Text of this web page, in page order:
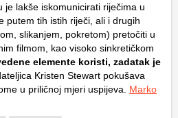
je lakše iskomunicirati riječima u
putem tih istih riječi, ali i drugih
slikanjem, pokretom) pretočiti u
filmom, kao visoko sinkretičkom
elemente koristi, zadatak je
Kristen Stewart pokušava
u priličnoj mjeri uspijeva. Marko